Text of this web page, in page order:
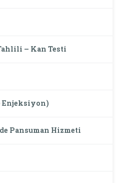
– Kan Testi
Enjeksiyon)
Pansuman Hizmeti